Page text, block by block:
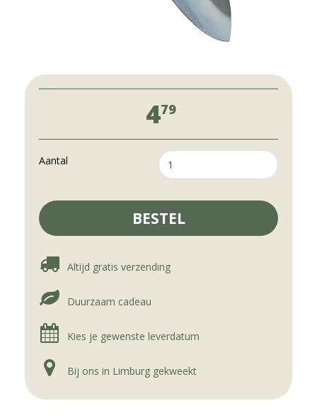
479
Aantal
Altijd gratis verzending
Duurzaam cadeau
Kies je gewenste leverdatum
Bij ons in Limburg gekweekt